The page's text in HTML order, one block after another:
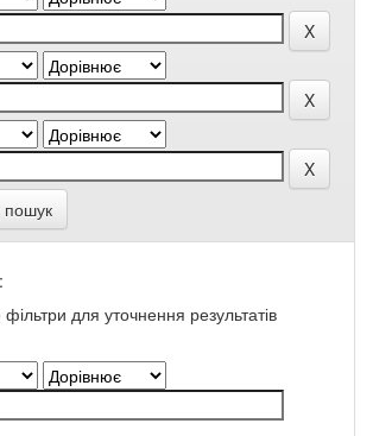
пошук
для уточнення результатів